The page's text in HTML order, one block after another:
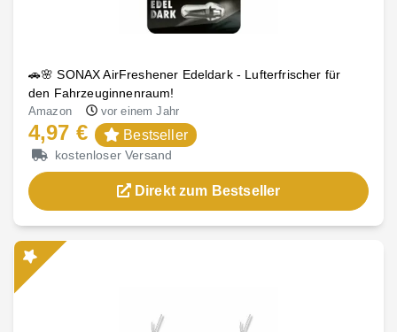
🚗🌸 SONAX AirFreshener Edeldark - Lufterfrischer für
den Fahrzeuginnenraum!
Amazon vor einem Jahr
4,97 € Bestseller
kostenloser Versand
Direkt zum Bestseller